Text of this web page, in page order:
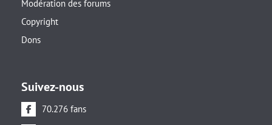
Modération des forums
Copyright
Dons
Suivez-nous
70.276 fans